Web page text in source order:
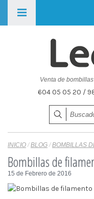
Venta de
604 05 05 20 /
INICIO /BLOG /BOMBILLAS
Bombillas de
15 de Febrero de 2016